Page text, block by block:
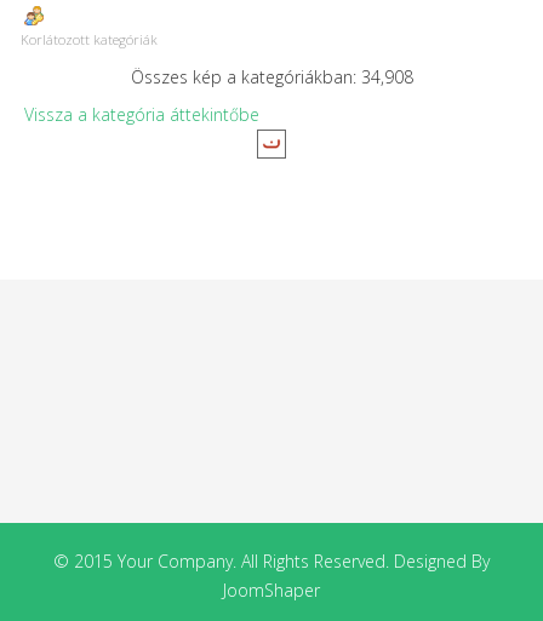
Korlátozott kategóriák
Összes kép a kategóriákban: 34,908
Vissza a kategória áttekintőbe
© 2015 Your Company. All Rights Reserved. Designed By
JoomShaper